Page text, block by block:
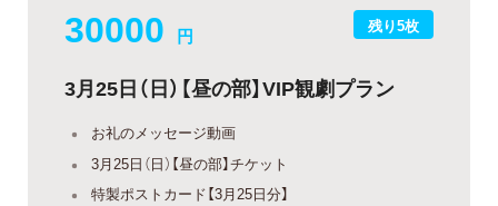
残り5枚
30000 円
3月25日（日）【昼の部】VIP観劇プラン
お礼のメッセージ動画
3月25日（日）【昼の部】チケット
特製ポストカード【3月25日分】